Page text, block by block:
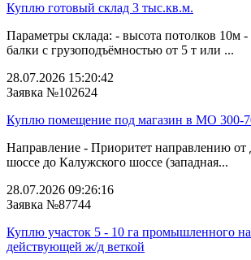
Куплю готовый склад 3 тыс.кв.м.
Параметры склада: - высота потолков 10м -
балки с грузоподъёмностью от 5 т или ...
28.07.2026 15:20:42
Заявка №102624
Куплю помещение под магазин в МО 300-
Направление - Приоритет направлению от
шоссе до Калужского шоссе (западная...
28.07.2026 09:26:16
Заявка №87744
Куплю участок 5 - 10 га промышленного
действующей ж/д веткой